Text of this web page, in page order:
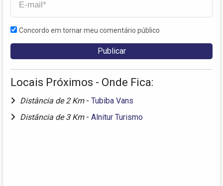
Concordo em tornar meu comentário público
Locais Próximos - Onde Fica:
Distância de 2 Km - Tubiba Vans
Distância de 3 Km - Alnitur Turismo